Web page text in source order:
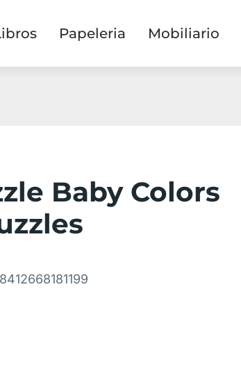
Papeleria Mobiliario
Baby Colors
8412668181199